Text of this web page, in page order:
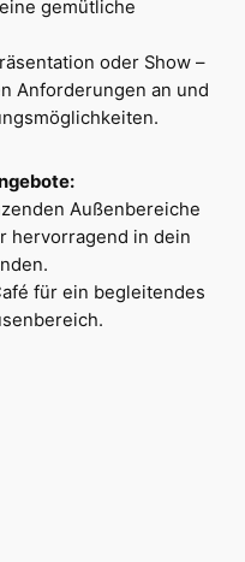
gemütliche
oder Show –
Anforderungen an und
Außenbereiche
hervorragend in dein
für ein begleitendes